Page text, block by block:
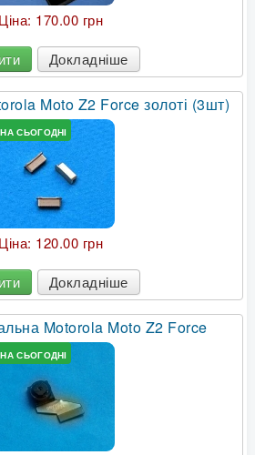
Ціна: 170.00 грн
Докладніше
Moto Z2 Force золоті (3шт)
СЬОГОДНІ
Ціна: 120.00 грн
Докладніше
Motorola Moto Z2 Force
СЬОГОДНІ